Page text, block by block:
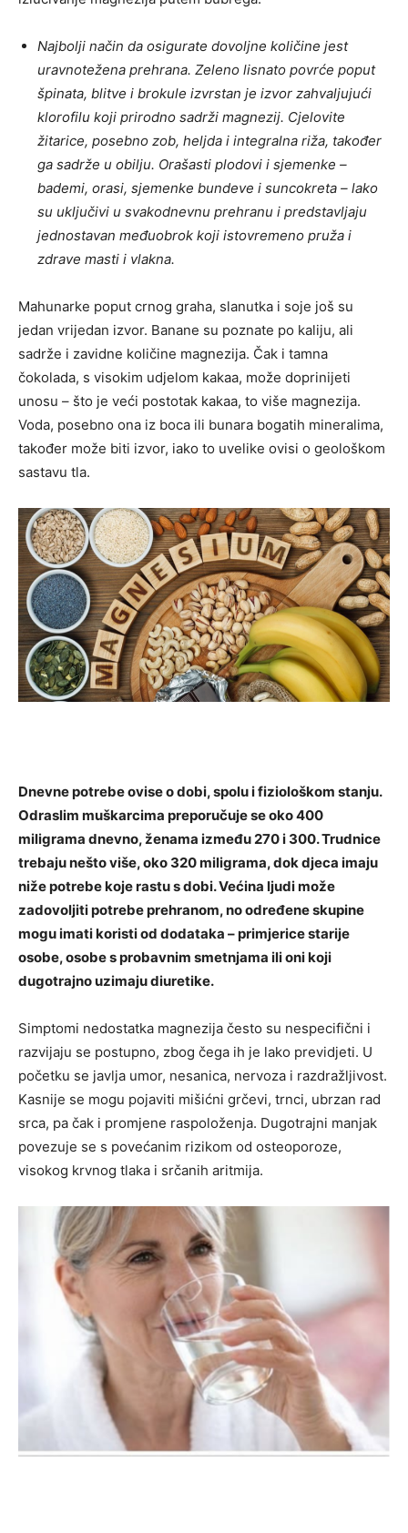
Najbolji način da osigurate dovoljne količine jest
uravnotežena prehrana. Zeleno lisnato povrće poput
špinata, blitve i brokule izvrstan je izvor zahvaljujući
klorofilu koji prirodno sadrži magnezij. Cjelovite
žitarice, posebno zob, heljda i integralna riža, također
ga sadrže u obilju. Orašasti plodovi i sjemenke –
bademi, orasi, sjemenke bundeve i suncokreta – lako
su uključivi u svakodnevnu prehranu i predstavljaju
jednostavan međuobrok koji istovremeno pruža i
zdrave masti i vlakna.
Mahunarke poput crnog graha, slanutka i soje još su
jedan vrijedan izvor. Banane su poznate po kaliju, ali
sadrže i zavidne količine magnezija. Čak i tamna
čokolada, s visokim udjelom kakaa, može doprinijeti
unosu – što je veći postotak kakaa, to više magnezija.
Voda, posebno ona iz boca ili bunara bogatih mineralima,
također može biti izvor, iako to uvelike ovisi o geološkom
sastavu tla.
Dnevne potrebe ovise o dobi, spolu i fiziološkom stanju.
Odraslim muškarcima preporučuje se oko 400
miligrama dnevno, ženama između 270 i 300. Trudnice
trebaju nešto više, oko 320 miligrama, dok djeca imaju
niže potrebe koje rastu s dobi. Većina ljudi može
zadovoljiti potrebe prehranom, no određene skupine
mogu imati koristi od dodataka – primjerice starije
osobe, osobe s probavnim smetnjama ili oni koji
dugotrajno uzimaju diuretike.
Simptomi nedostatka magnezija često su nespecifični i
razvijaju se postupno, zbog čega ih je lako previdjeti. U
početku se javlja umor, nesanica, nervoza i razdražljivost.
Kasnije se mogu pojaviti mišićni grčevi, trnci, ubrzan rad
srca, pa čak i promjene raspoloženja. Dugotrajni manjak
povezuje se s povećanim rizikom od osteoporoze,
visokog krvnog tlaka i srčanih aritmija.